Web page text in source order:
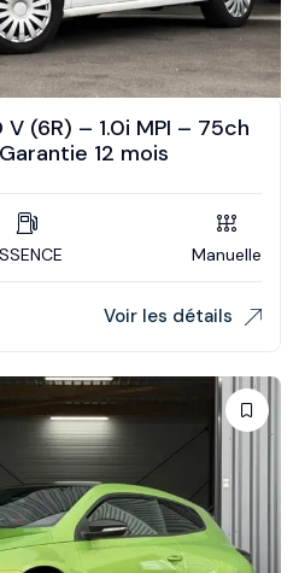
V (6R) – 1.0i MPI – 75ch
12 mois
Manuelle
Voir les détails